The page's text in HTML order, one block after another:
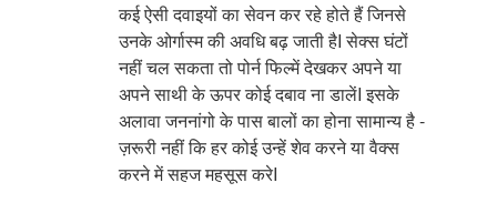
कई ऐसी दवाइयों का सेवन कर रहे होते हैं जिनसे
उनके ओर्गास्म की अवधि बढ़ जाती हैI सेक्स घंटों
नहीं चल सकता तो पोर्न फिल्में देखकर अपने या
अपने साथी के ऊपर कोई दबाव ना डालेंI इसके
अलावा जननांगो के पास बालों का होना सामान्य है -
ज़रूरी नहीं कि हर कोई उन्हें शेव करने या वैक्स
करने में सहज महसूस करेI